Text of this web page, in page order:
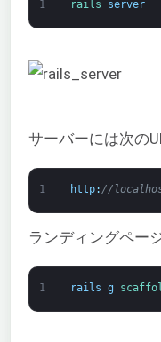
1 rails server
サーバーには次の
1 http: //
ランディングペー
1 rails g